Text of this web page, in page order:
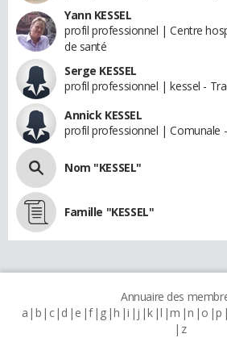
Yann KESSEL
profil professionnel | Centre
de santé
Serge KESSEL
profil professionnel | kessel -
Annick KESSEL
profil professionnel | Comunale
Nom "KESSEL"
Famille "KESSEL"
Annuaire des
a b c d e f g h i j k l m n o p
z